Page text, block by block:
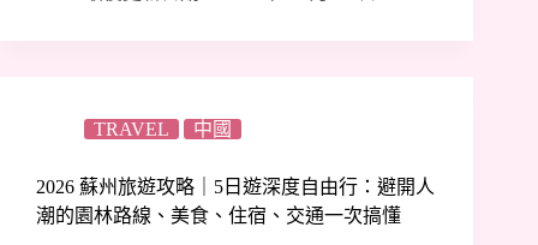
TRAVEL 中國
2026 蘇州旅遊攻略｜5日遊深度自由行：避開人
潮的園林路線、美食、住宿、交通一次搞懂